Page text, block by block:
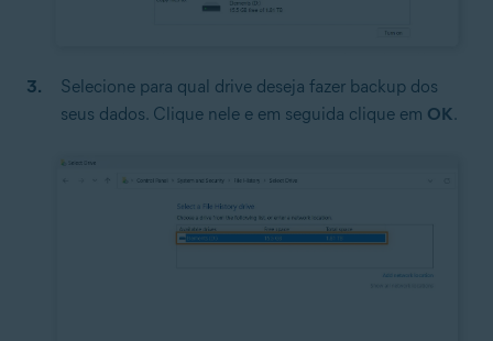
Selecione para qual drive deseja fazer backup dos
seus dados. Clique nele e em seguida clique em OK.